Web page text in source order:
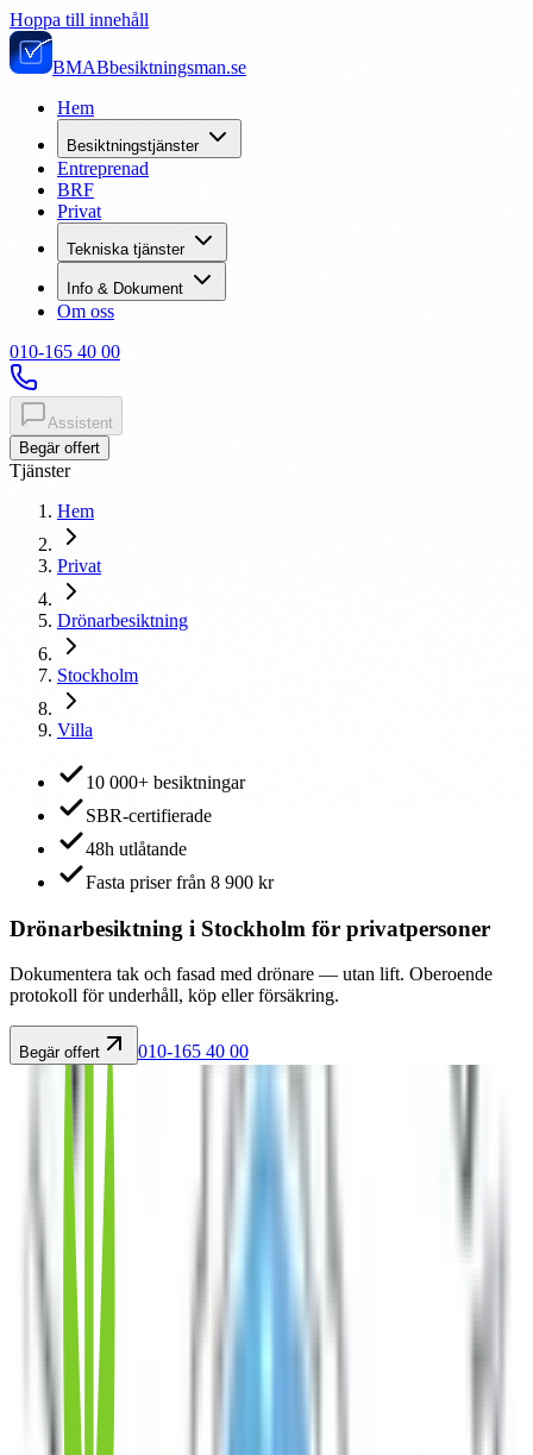
Hoppa till innehåll
BMABbesiktningsman.se
Hem
Besiktningstjänster
Entreprenad
BRF
Privat
Tekniska tjänster
Info & Dokument
Om oss
010-165 40 00
Assistent
Begär offert
Tjänster
Hem
Privat
Drönarbesiktning
Stockholm
Villa
10 000+ besiktningar
SBR-certifierade
48h utlåtande
Fasta priser från 8 900 kr
Drönarbesiktning i Stockholm för privatpersoner
Dokumentera tak och fasad med drönare — utan lift. Oberoende
protokoll för underhåll, köp eller försäkring.
Begär offert 010-165 40 00